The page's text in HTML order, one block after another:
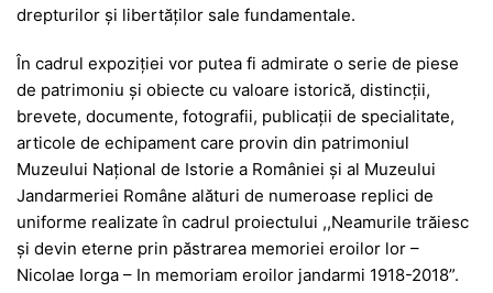
drepturilor şi libertăţilor sale fundamentale.
În cadrul expoziției vor putea fi admirate o serie de piese
de patrimoniu și obiecte cu valoare istorică, distincții,
brevete, documente, fotografii, publicații de specialitate,
articole de echipament care provin din patrimoniul
Muzeului Național de Istorie a României și al Muzeului
Jandarmeriei Române alături de numeroase replici de
uniforme realizate în cadrul proiectului ,,Neamurile trăiesc
și devin eterne prin păstrarea memoriei eroilor lor –
Nicolae Iorga – In memoriam eroilor jandarmi 1918-2018”.